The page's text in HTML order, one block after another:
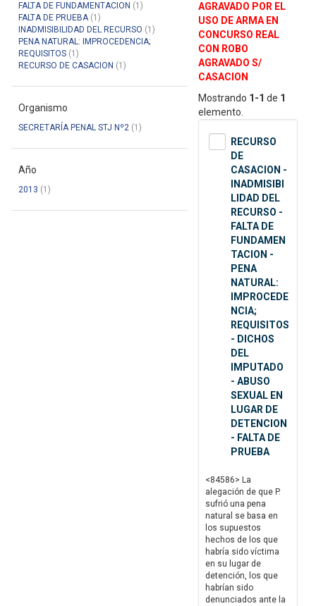
FALTA DE FUNDAMENTACION (1)
FALTA DE PRUEBA(1)
INADMISIBILIDAD DEL RECURSO (1)
PENA NATURAL: IMPROCEDENCIA;
REQUISITOS (1)
RECURSO DE CASACION (1)
Organismo
SECRETARÍA PENAL STJ Nº2 (1)
Año
2013 (1)
AGRAVADO POR EL
USO DE ARMA EN
CONCURSO REAL
CON ROBO
AGRAVADO S/
CASACION
Mostrando 1-1 de 1
elemento.
RECURSO
DE
CASACION -
INADMISIBI
LIDAD DEL
RECURSO -
FALTA DE
FUNDAMEN
TACION -
PENA
NATURAL:
IMPROCEDE
NCIA;
REQUISITOS
- DICHOS
DEL
IMPUTADO
- ABUSO
SEXUAL EN
LUGAR DE
DETENCION
- FALTA DE
PRUEBA
<84586> La
alegación de que P.
sufrió una pena
natural se basa en
los supuestos
hechos de los que
habría sido víctima
en su lugar de
detención, los que
habrían sido
denunciados ante la